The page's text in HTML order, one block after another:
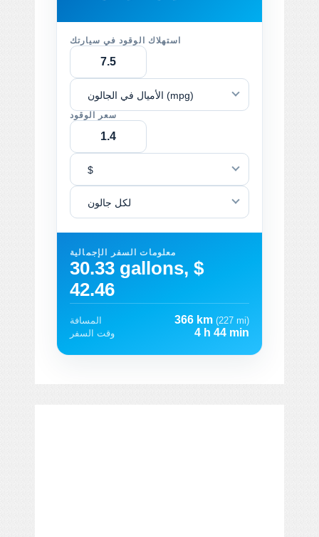
استهلاك الوقود في سيارتك
الأميال في الجالون (mpg)
سعر الوقود
$
لكل جالون
معلومات السفر الإجمالية
30.33 gallons, $
42.46
المسافة 366 km (227 mi)
وقت السفر
4 h 44 min